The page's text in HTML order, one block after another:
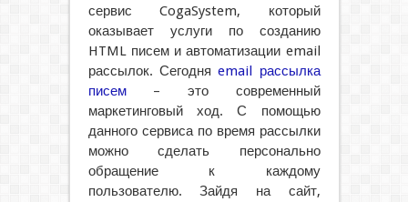
сервис CogaSystem, который
оказывает услуги по созданию
HTML писем и автоматизации email
рассылок. Сегодняemail рассылка
писем– это современный
маркетинговый ход. С помощью
данного сервиса по время рассылки
можно сделать персонально
обращение к каждому
пользователю. Зайдя на сайт,